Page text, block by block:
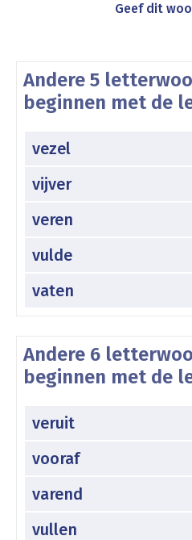
Geef dit
Andere 5
beginnen met de
vezel
vijver
veren
vulde
vaten
Andere 6
beginnen met de
veruit
vooraf
varend
vullen